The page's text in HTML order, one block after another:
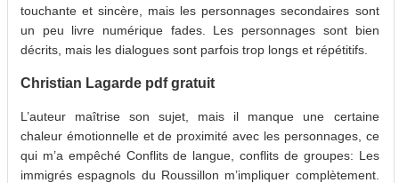
touchante et sincère, mais les personnages secondaires sont
un peu livre numérique fades. Les personnages sont bien
décrits, mais les dialogues sont parfois trop longs et répétitifs.
Christian Lagarde pdf gratuit
L’auteur maîtrise son sujet, mais il manque une certaine
chaleur émotionnelle et de proximité avec les personnages, ce
qui m’a empêché Conflits de langue, conflits de groupes: Les
immigrés espagnols du Roussillon m’impliquer complètement.